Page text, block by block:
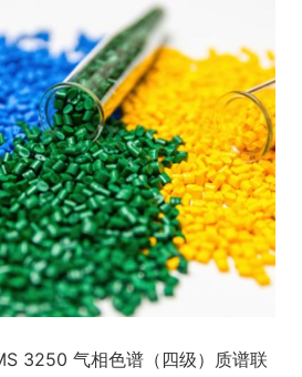
3250 气相色谱（四级）质谱联